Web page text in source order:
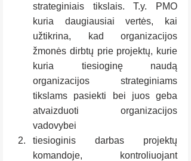
strateginiais tikslais. T.y. PMO
kuria daugiausiai vertės, kai
užtikrina, kad organizacijos
žmonės dirbtų prie projektų, kurie
kuria tiesioginę naudą
organizacijos strateginiams
tikslams pasiekti bei juos geba
atvaizduoti organizacijos
vadovybei
tiesioginis darbas projektų
komandoje, kontroliuojant